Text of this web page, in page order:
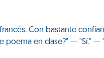
Con bastante
poema en clase?" — "Sí." —